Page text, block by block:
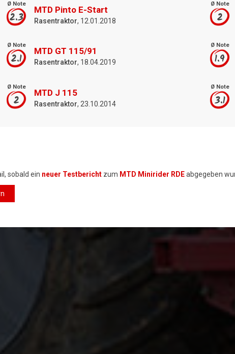
Ø Note
2.3
MTD Pinto E-Start
Rasentraktor, 12.01.2018
Ø Note
2
Ø Note
2.1
MTD GT 115/91
Rasentraktor, 18.04.2019
Ø Note
1.9
Ø Note
2
MTD J 115
Rasentraktor, 23.10.2014
Ø Note
3.1
sobald ein neuer Testbericht zum MTD Minirider RDEabgegeben